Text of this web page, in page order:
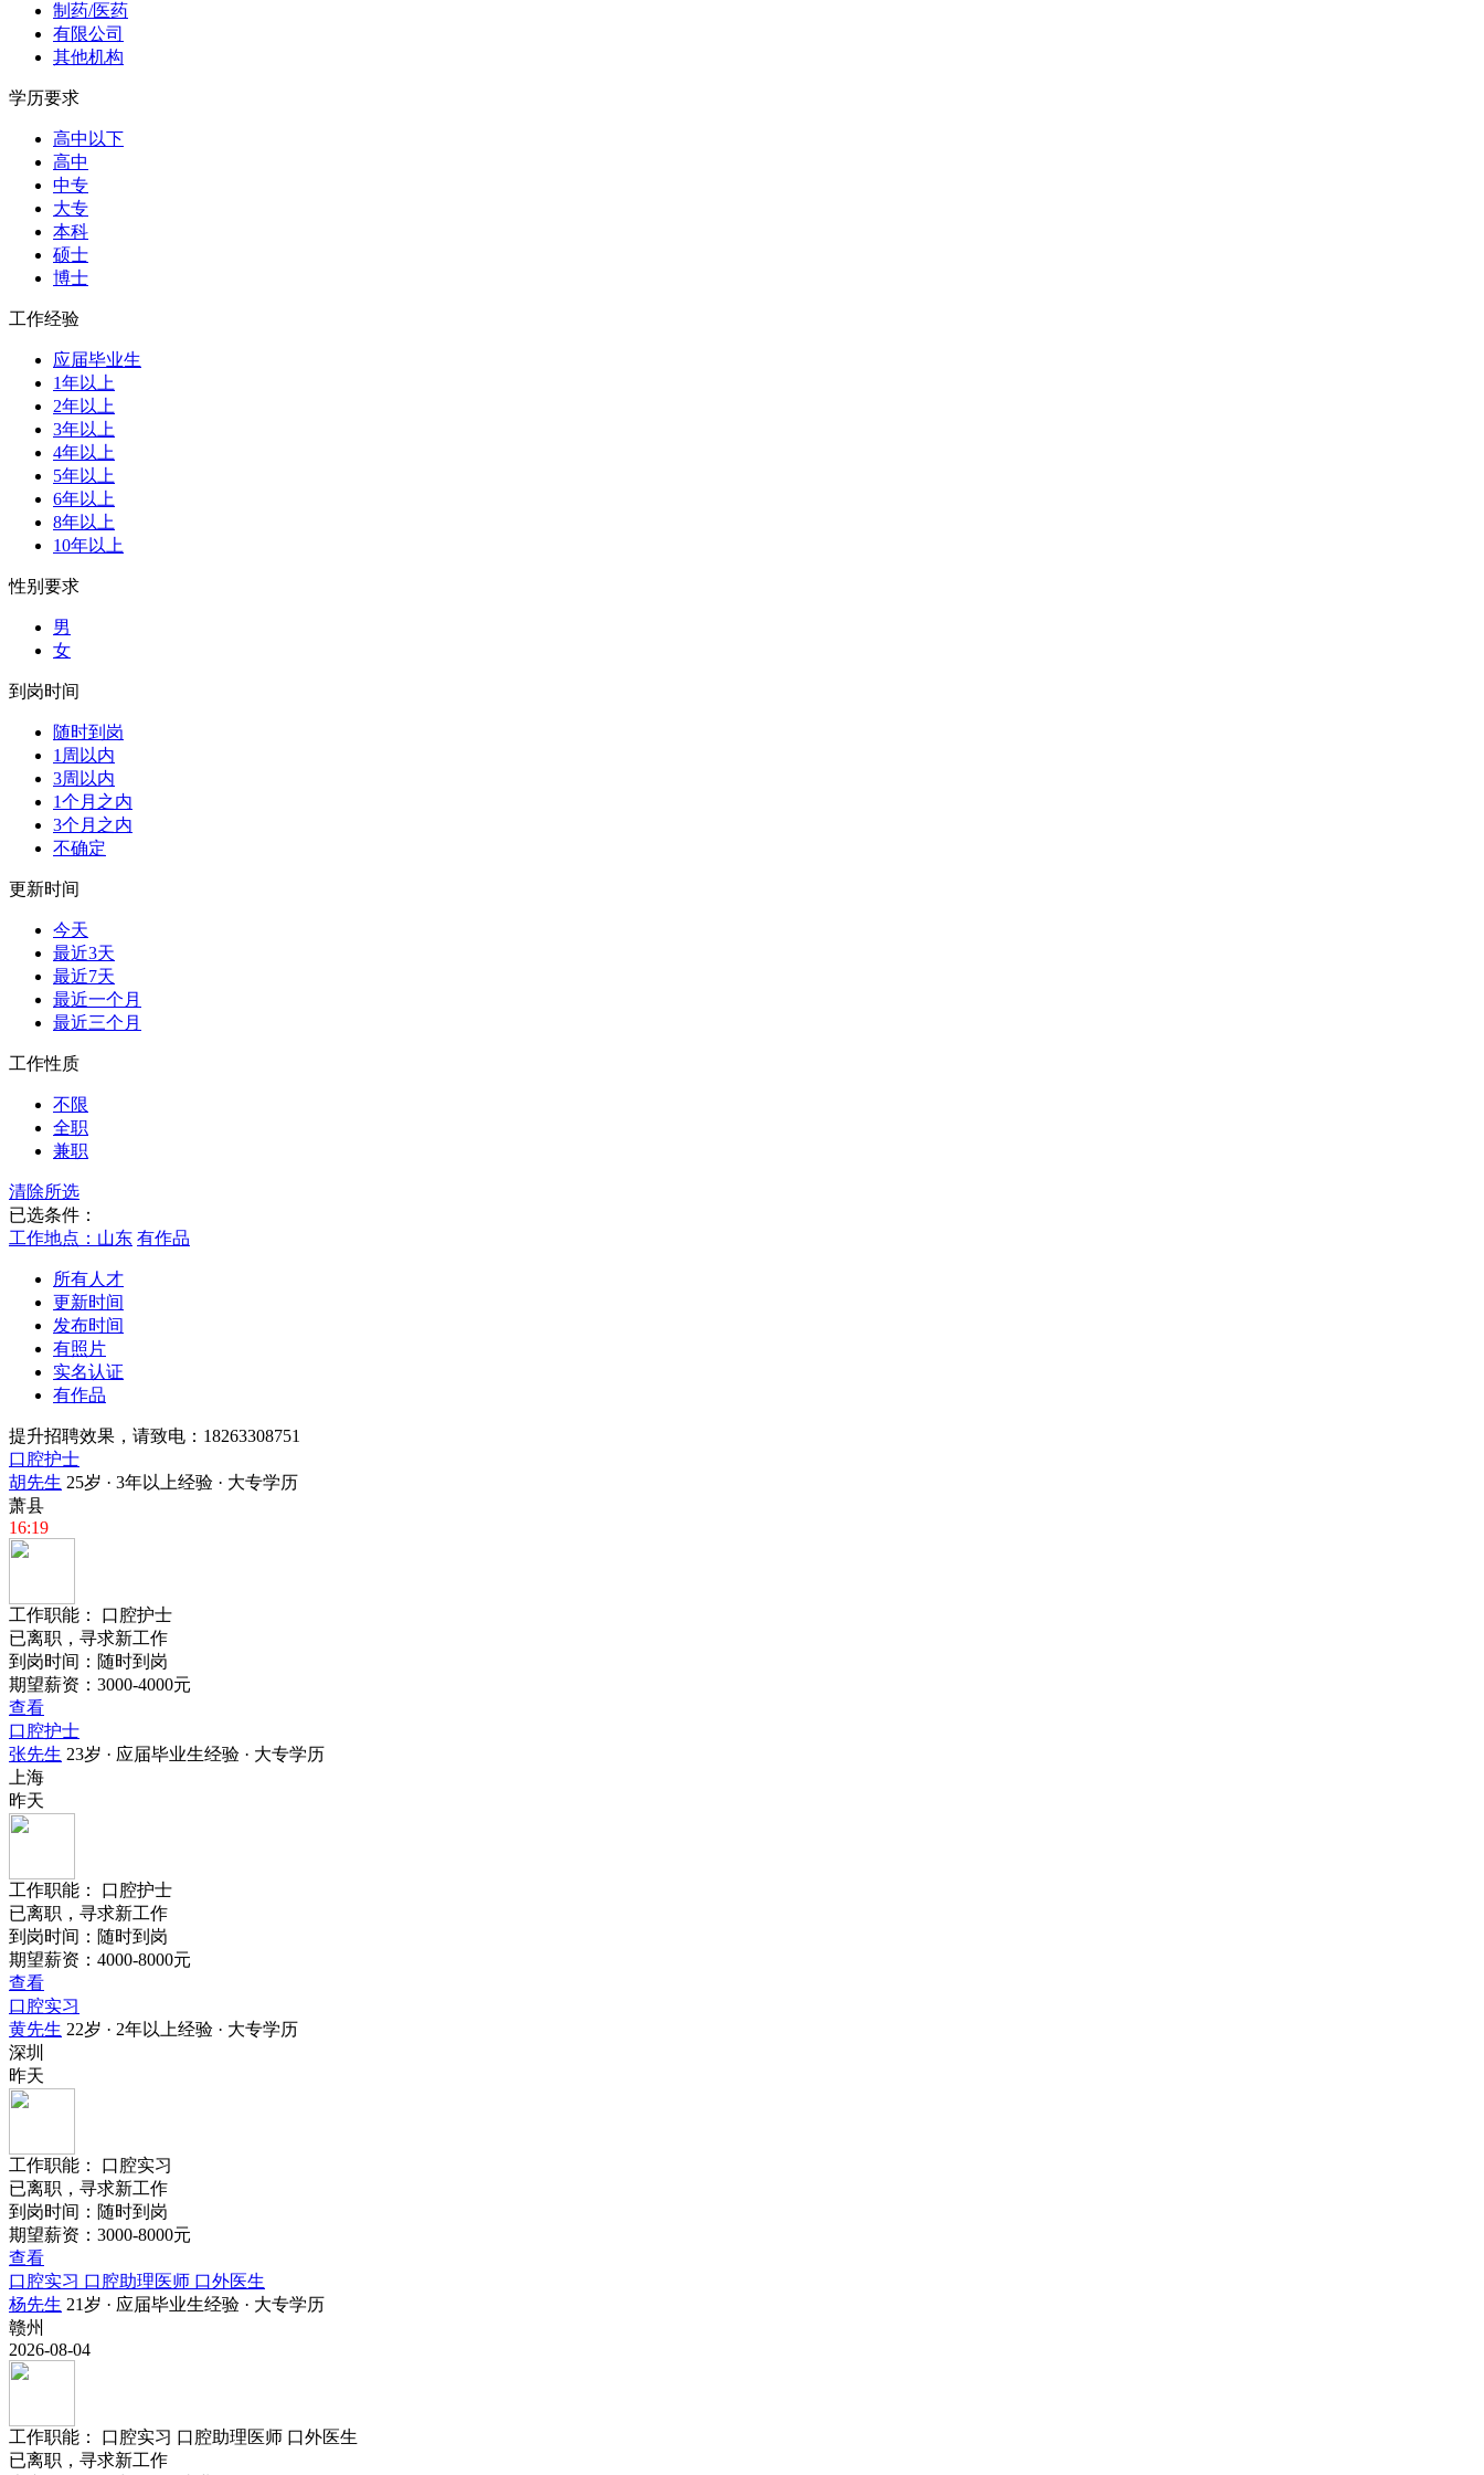
制药/医药
有限公司
其他机构
学历要求
高中以下
高中
中专
大专
本科
硕士
博士
工作经验
应届毕业生
1年以上
2年以上
3年以上
4年以上
5年以上
6年以上
8年以上
10年以上
性别要求
男
女
到岗时间
随时到岗
1周以内
3周以内
1个月之内
3个月之内
不确定
更新时间
今天
最近3天
最近7天
最近一个月
最近三个月
工作性质
不限
全职
兼职
清除所选
已选条件：
工作地点：山东 有作品
所有人才
更新时间
发布时间
有照片
实名认证
有作品
提升招聘效果，请致电：18263308751
口腔护士
胡先生 25岁 · 3年以上经验 · 大专学历
萧县
16:19
工作职能： 口腔护士
已离职，寻求新工作
到岗时间：随时到岗
期望薪资：3000-4000元
查看
口腔护士
张先生 23岁 · 应届毕业生经验 · 大专学历
上海
昨天
工作职能： 口腔护士
已离职，寻求新工作
到岗时间：随时到岗
期望薪资：4000-8000元
查看
口腔实习
黄先生 22岁 · 2年以上经验 · 大专学历
深圳
昨天
工作职能： 口腔实习
已离职，寻求新工作
到岗时间：随时到岗
期望薪资：3000-8000元
查看
口腔实习 口腔助理医师 口外医生
杨先生 21岁 · 应届毕业生经验 · 大专学历
赣州
2026-08-04
工作职能： 口腔实习 口腔助理医师 口外医生
已离职，寻求新工作